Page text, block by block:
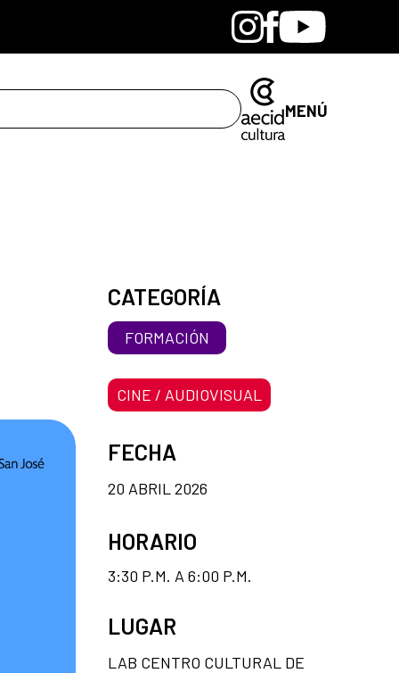
BandcampInstagram
Facebook
Youtube
MENÚ
CATEGORÍA
FORMACIÓN
CINE / AUDIOVISUAL
FECHA
20 ABRIL 2026
HORARIO
3:30 P.M. A 6:00 P.M.
LUGAR
LAB CENTRO CULTURAL DE